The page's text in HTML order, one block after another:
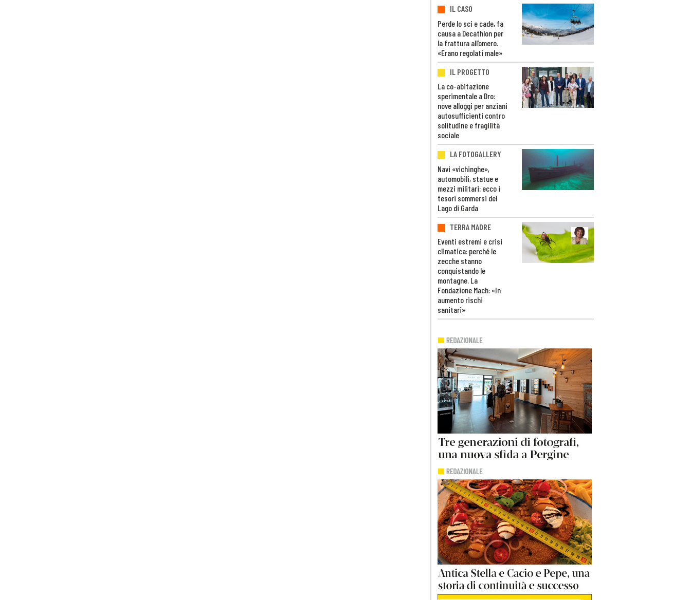
IL CASO
Perde lo sci e cade, fa
causa a Decathlon per
la frattura all’omero.
«Erano regolati male»
IL PROGETTO
La co-abitazione
sperimentale a Dro:
nove alloggi per anziani
autosufficienti contro
solitudine e fragilità
sociale
LA FOTOGALLERY
Navi «vichinghe»,
automobili, statue e
mezzi militari: ecco i
tesori sommersi del
Lago di Garda
TERRA MADRE
Eventi estremi e crisi
climatica: perché le
zecche stanno
conquistando le
montagne. La
Fondazione Mach: «In
aumento rischi
sanitari»